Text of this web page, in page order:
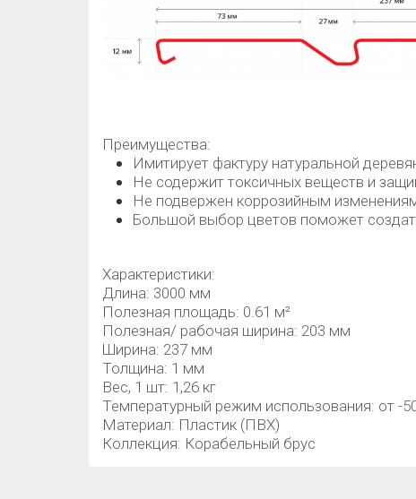
Преимущества:
Имитирует фактуру натуральной
Не содержит токсичных веществ и
Не подвержен коррозийным
Большой выбор цветов поможет
Характеристики:
Длина: 3000 мм
Полезная площадь: 0.61 м²
Полезная/ рабочая ширина: 203 мм
Ширина: 237 мм
Толщина: 1 мм
Вес, 1 шт: 1,26 кг
Температурный режим использования: от -
Материал: Пластик (ПВХ)
Коллекция: Корабельный брус